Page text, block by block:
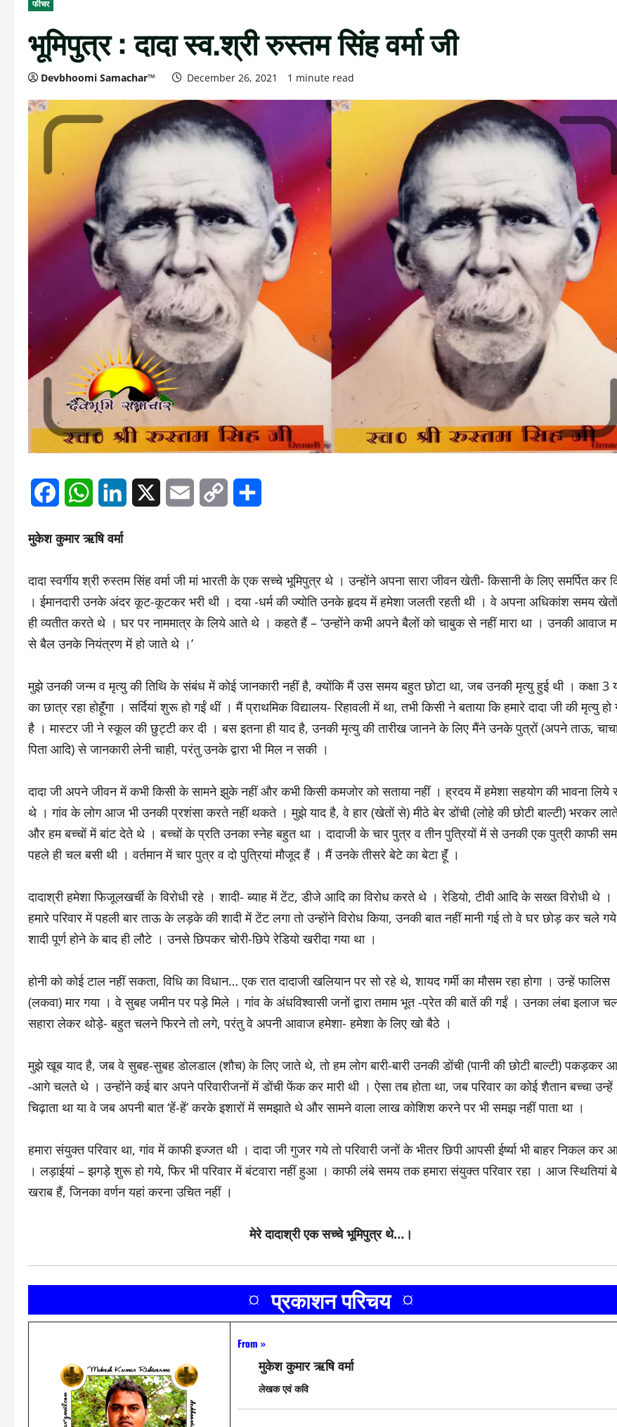
फीचर
भूमिपुत्र : दादा स्व.श्री रुस्तम सिंह वर्मा जी
Devbhoomi Samachar™ December 26, 2021 1 minute read
FacebookWhatsAppLinkedIn Email
Copy
मुकेश कुमार ऋषि वर्मा
दादा स्वर्गीय श्री रुस्तम सिंह वर्मा जी मां भारती के एक सच्चे भूमिपुत्र थे । उन्होंने अपना सारा जीवन खेती- किसानी के लिए समर्पित कर
। ईमानदारी उनके अंदर कूट-कूटकर भरी थी । दया -धर्म की ज्योति उनके हृदय में हमेशा जलती रहती थी । वे अपना अधिकांश समय
ही व्यतीत करते थे । घर पर नाममात्र के लिये आते थे । कहते हैं – ‘उन्होंने कभी अपने बैलों को चाबुक से नहीं मारा था । उनकी आवाज
से बैल उनके नियंत्रण में हो जाते थे ।’
मुझे उनकी जन्म व मृत्यु की तिथि के संबंध में कोई जानकारी नहीं है, क्योंकि मैं उस समय बहुत छोटा था, जब उनकी मृत्यु हुई थी । कक्षा 3
का छात्र रहा होहूॅंगा । सर्दियां शुरू हो गईं थीं । मैं प्राथमिक विद्यालय- रिहावली में था, तभी किसी ने बताया कि हमारे दादा जी की मृत्यु हो
है । मास्टर जी ने स्कूल की छुट्टी कर दी । बस इतना ही याद है, उनकी मृत्यु की तारीख जानने के लिए मैंने उनके पुत्रों (अपने ताऊ,
पिता आदि) से जानकारी लेनी चाही, परंतु उनके द्वारा भी मिल न सकी ।
दादा जी अपने जीवन में कभी किसी के सामने झुके नहीं और कभी किसी कमजोर को सताया नहीं । ह्रदय में हमेशा सहयोग की भावना लिये
थे । गांव के लोग आज भी उनकी प्रशंसा करते नहीं थकते । मुझे याद है, वे हार (खेतों से) मीठे बेर डोंची (लोहे की छोटी बाल्टी) भरकर
और हम बच्चों में बांट देते थे । बच्चों के प्रति उनका स्नेह बहुत था । दादाजी के चार पुत्र व तीन पुत्रियों में से उनकी एक पुत्री काफी
पहले ही चल बसी थी । वर्तमान में चार पुत्र व दो पुत्रियां मौजूद हैं । मैं उनके तीसरे बेटे का बेटा हूॅं ।
दादाश्री हमेशा फिजूलखर्ची के विरोधी रहे । शादी- ब्याह में टेंट, डीजे आदि का विरोध करते थे । रेडियो, टीवी आदि के सख्त विरोधी थे ।
हमारे परिवार में पहली बार ताऊ के लड़के की शादी में टेंट लगा तो उन्होंने विरोध किया, उनकी बात नहीं मानी गई तो वे घर छोड़ कर चले
शादी पूर्ण होने के बाद ही लौटे । उनसे छिपकर चोरी-छिपे रेडियो खरीदा गया था ।
होनी को कोई टाल नहीं सकता, विधि का विधान… एक रात दादाजी खलियान पर सो रहे थे, शायद गर्मी का मौसम रहा होगा । उन्हें फालिस
(लकवा) मार गया । वे सुबह जमीन पर पड़े मिले । गांव के अंधविश्वासी जनों द्वारा तमाम भूत -प्रेत की बातें की गईं । उनका लंबा इलाज
सहारा लेकर थोड़े- बहुत चलने फिरने तो लगे, परंतु वे अपनी आवाज हमेशा- हमेशा के लिए खो बैठे ।
मुझे खूब याद है, जब वे सुबह-सुबह डोलडाल (शौच) के लिए जाते थे, तो हम लोग बारी-बारी उनकी डोंची (पानी की छोटी बाल्टी) पकड़कर
-आगे चलते थे । उन्होंने कई बार अपने परिवारीजनों में डोंची फेंक कर मारी थी । ऐसा तब होता था, जब परिवार का कोई शैतान बच्चा उन्हें
चिढ़ाता था या वे जब अपनी बात ‘हें-हें’ करके इशारों में समझाते थे और सामने वाला लाख कोशिश करने पर भी समझ नहीं पाता था ।
हमारा संयुक्त परिवार था, गांव में काफी इज्जत थी । दादा जी गुजर गये तो परिवारी जनों के भीतर छिपी आपसी ईर्ष्या भी बाहर निकल कर
। लड़ाईयां – झगड़े शुरू हो गये, फिर भी परिवार में बंटवारा नहीं हुआ । काफी लंबे समय तक हमारा संयुक्त परिवार रहा । आज स्थितियां
खराब हैं, जिनका वर्णन यहां करना उचित नहीं ।
मेरे दादाश्री एक सच्चे भूमिपुत्र थे…।
¤ प्रकाशन परिचय ¤
From »
मुकेश कुमार ऋषि वर्मा
लेखक एवं कवि